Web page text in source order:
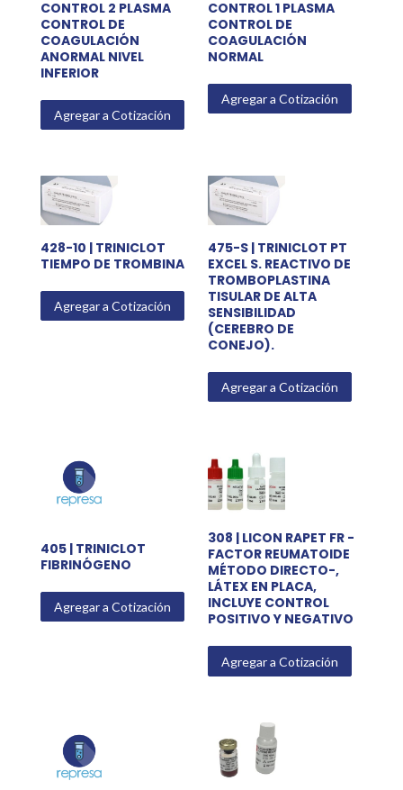
CONTROL 2 PLASMA
CONTROL DE
COAGULACIÓN
ANORMAL NIVEL
INFERIOR
Agregar a Cotización
CONTROL 1 PLASMA
CONTROL DE
COAGULACIÓN
NORMAL
Agregar a Cotización
428-10 | TRINICLOT
TIEMPO DE TROMBINA
Agregar a Cotización
475-S | TRINICLOT PT
EXCEL S. REACTIVO DE
TROMBOPLASTINA
TISULAR DE ALTA
SENSIBILIDAD
(CEREBRO DE
CONEJO).
Agregar a Cotización
405 | TRINICLOT
FIBRINÓGENO
Agregar a Cotización
308 | LICON RAPET FR -
FACTOR REUMATOIDE
MÉTODO DIRECTO-,
LÁTEX EN PLACA,
INCLUYE CONTROL
POSITIVO Y NEGATIVO
Agregar a Cotización